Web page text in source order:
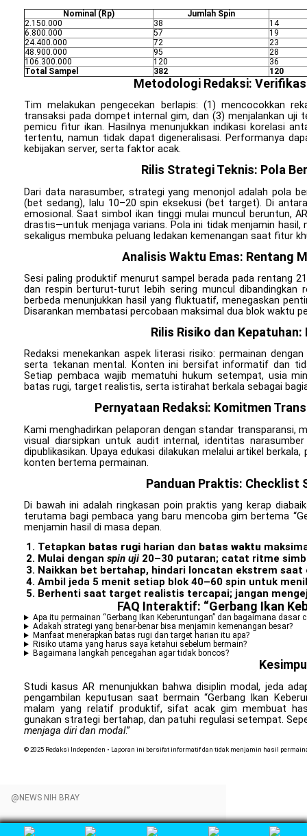
Nominal (Rp)
Jumlah Spin
2.150.000
38
14
6.800.000
57
19
24.400.000
72
23
48.900.000
95
28
106.300.000
120
36
Total Sampel
382 120
Metodologi Redaksi:
Tim melakukan pengecekan berlapis: (1) mencocokkan
transaksi pada dompet internal gim, dan (3) menjalankan uji
pemicu fitur ikan. Hasilnya menunjukkan indikasi korelasi
tertentu, namun tidak dapat digeneralisasi. Performanya
kebijakan server, serta faktor acak.
Rilis Strategi Teknis: Pola
Dari data narasumber, strategi yang menonjol adalah pola
(bet sedang), lalu 10–20 spin eksekusi (bet target). Di
emosional. Saat simbol ikan tinggi mulai muncul beruntun,
drastis—untuk menjaga varians. Pola ini tidak menjamin
sekaligus membuka peluang ledakan kemenangan saat fitur
Analisis Waktu Emas: Rentang
Sesi paling produktif menurut sampel berada pada rentang
dan respin berturut-turut lebih sering muncul dibandingkan
berbeda menunjukkan hasil yang fluktuatif, menegaskan
Disarankan membatasi percobaan maksimal dua blok waktu
Rilis Risiko dan
Redaksi menekankan aspek literasi risiko: permainan
serta tekanan mental. Konten ini bersifat informatif dan
Setiap pembaca wajib mematuhi hukum setempat, usia
batas rugi, target realistis, serta istirahat berkala sebagai
Pernyataan Redaksi: Komitmen
Kami menghadirkan pelaporan dengan standar
visual diarsipkan untuk audit internal, identitas
dipublikasikan. Upaya edukasi dilakukan melalui artikel
konten bertema permainan.
Panduan Praktis: Checklist
Di bawah ini adalah ringkasan poin praktis yang kerap
terutama bagi pembaca yang baru mencoba gim bertema
menjamin hasil di masa depan.
Tetapkan batas rugi harian dan batas waktu
Mulai dengan spin uji 20–30 putaran; catat ritme
Naikkan bet bertahap, hindari loncatan ekstrem saat
Ambil jeda 5 menit setiap blok 40–60 spin untuk
Berhenti saat target realistis tercapai; jangan
FAQ Interaktif: “Gerbang Ikan
Apa itu permainan “Gerbang Ikan Keberuntungan” dan bagaimana dasar
Adakah strategi yang benar-benar bisa menjamin kemenangan besar?
Manfaat menerapkan batas rugi dan target harian itu apa?
Risiko utama yang harus saya ketahui sebelum bermain?
Bagaimana langkah pencegahan agar tidak boncos?
Studi kasus AR menunjukkan bahwa disiplin modal, jeda
pengambilan keputusan saat bermain “Gerbang Ikan
malam yang relatif produktif, sifat acak gim membuat
gunakan strategi bertahap, dan patuhi regulasi setempat.
menjaga diri dan modal.”
© 2025 Redaksi Independen • Laporan ini bersifat informatif dan tidak menjamin hasil
@NEWS NIH BRAY